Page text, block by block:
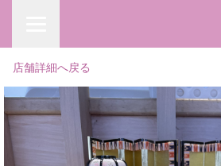
店舗詳細へ戻る